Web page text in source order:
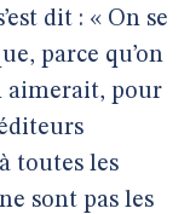
dit : « On se
parce qu’on
aimerait, pour
toutes les
sont pas les